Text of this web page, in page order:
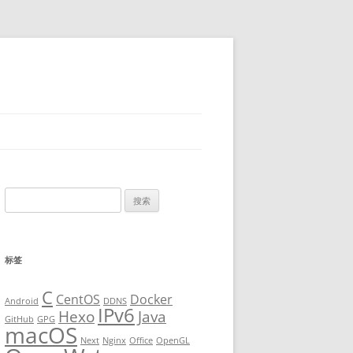
索
标签
Android C CentOS DDNS Docker
GitHub GPG HexoIPv6Java
macOS Next Nginx Office OpenGL